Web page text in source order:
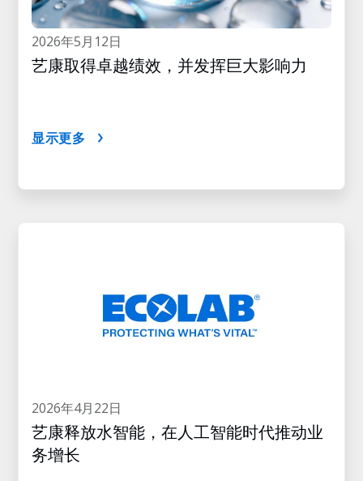
2026年5月12日
艺康取得卓越绩效，并发挥巨大影响力
显示更多
2026年4月22日
艺康释放水智能，在人工智能时代推动业
务增长